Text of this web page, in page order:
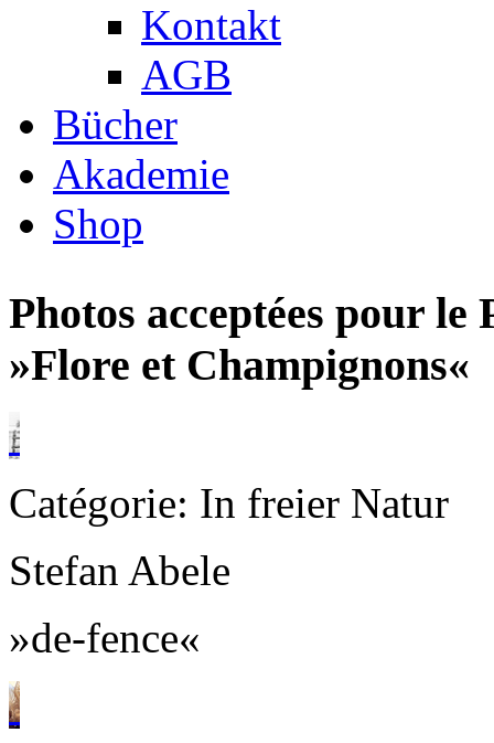
Kontakt
AGB
Bücher
Akademie
Shop
Photos acceptées pour
»Flore et Champignons«
Catégorie: In freier Natur
Stefan Abele
»de-fence«